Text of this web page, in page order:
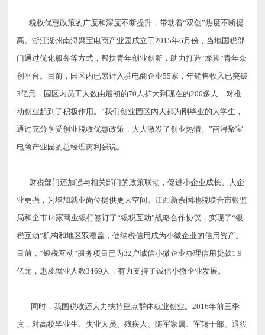
税收优惠政策的广度和深度不断提升，带动着“双创”热度不断提
高。浙江湖州南浔聚宝电商产业园成立于2015年6月份，当地国税部
门通过优化服务等方式，帮扶青年创业创新，助力打造“蜂巢”青年众
创平台。目前，园区内已累计入驻电商企业55家，年销售收入已突破
3亿元，园区内员工人数由最初的70人扩大到现在的200多人，对推
动创业起到了积极作用。“我们创业园区内大都为刚毕业的大学生，
通过充分享受创业税收优惠政策，大大激发了创业热情。”南浔聚宝
电商产业园的总经理芮利强说。
财税部门还加强与相关部门的政策联动，促进小企业成长、大企
业更强，为增加就业岗位提供更大空间。江西新余国地税联合市银监
局和全市14家商业银行签订了“银税互动”战略合作协议，实现了“银
税互动”机构和地区双覆盖，使纳税信用成为小微企业的信用资产。
目前，“银税互动”服务项目已为32户诚信小微企业办理信用贷款1.9
亿元，惠及就业人数3469人，有力支持了诚信小微企业发展。
同时，我国税收还大力扶持重点群体就业创业。2016年前三季
度，对高校毕业生、失业人员、残疾人、随军家属、军转干部、退役